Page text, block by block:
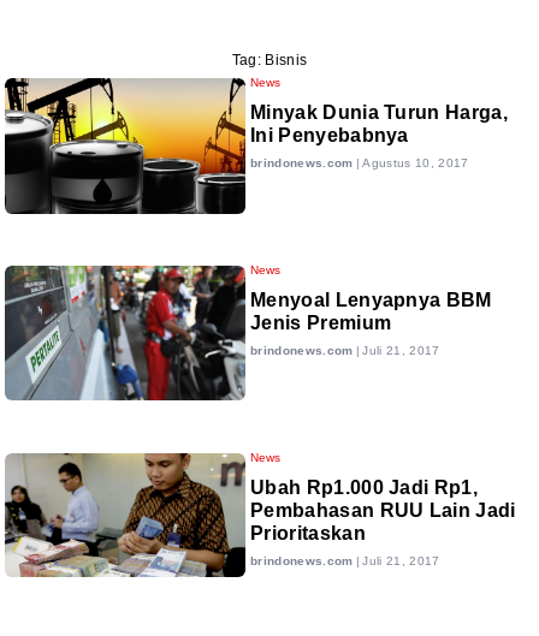
Tag: Bisnis
News
Minyak Dunia Turun Harga,
Ini Penyebabnya
brindonews.com | Agustus 10, 2017
News
Menyoal Lenyapnya BBM
Jenis Premium
brindonews.com | Juli 21, 2017
News
Ubah Rp1.000 Jadi Rp1,
Pembahasan RUU Lain Jadi
Prioritaskan
brindonews.com | Juli 21, 2017